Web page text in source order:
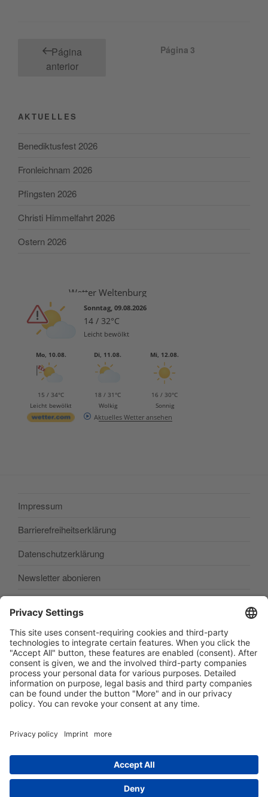
Paginación
Página
anterior
Página 3
AKTUELLES
Benediktusfest 2026
Fronleichnam 2026
Pfingsten 2026
Christi Himmelfahrt 2026
Ostern 2026
Wetter Weltenburg
Sonntag, 09.08.2026
14 / 32°C
Leicht bewölkt
Mo, 10.08.
15 / 34°C
Leicht bewölkt
Di, 11.08.
18 / 31°C
Wolkig
Mi, 12.08.
16 / 30°C
Sonnig
Aktuelles Wetter ansehen
Impressum
Barrierefreiheitserklärung
Datenschutzerklärung
Newsletter abonieren
SEARCH
Buscar
por:
Buscar